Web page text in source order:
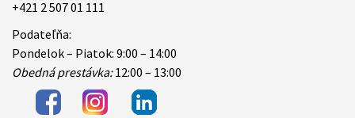
+421 2 507 01 111
Podateľňa:
Pondelok – Piatok: 9:00 – 14:00
Obedná prestávka:12:00 – 13:00